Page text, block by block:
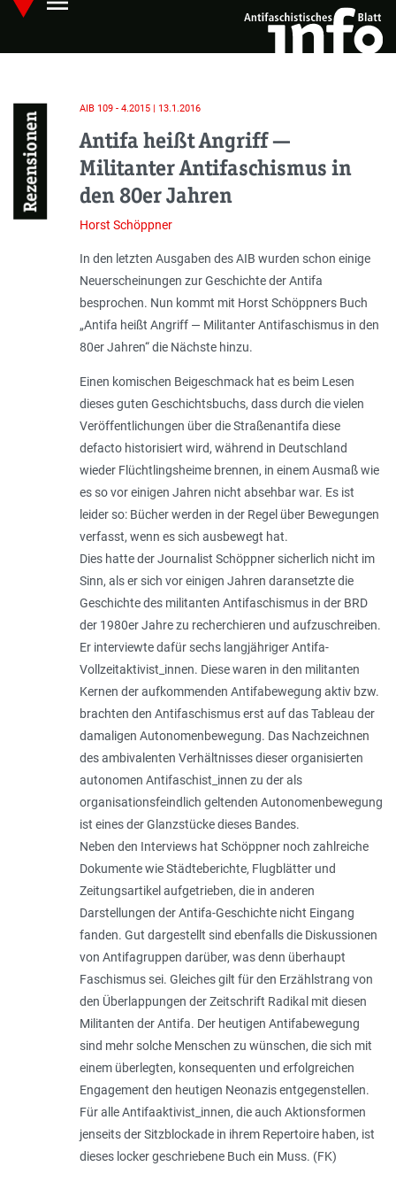
Skip
main
Hauptmenü öffnen
Rezensionen
AIB 109 - 4.2015 | 13.1.2016
Antifa heißt Angriff —
Militanter Antifaschismus in
den 80er Jahren
Horst Schöppner
In den letzten Ausgaben des AIB wurden schon einige
Neuerscheinungen zur Geschichte der Antifa
besprochen. Nun kommt mit Horst Schöppners Buch
„Antifa heißt Angriff — Militanter Antifaschismus in den
80er Jahren“ die Nächste hinzu.
Einen komischen Beigeschmack hat es beim Lesen
dieses guten Geschichtsbuchs, dass durch die vielen
Veröffentlichungen über die Straßenantifa diese
defacto historisiert wird, während in Deutschland
wieder Flüchtlingsheime brennen, in einem Ausmaß wie
es so vor einigen Jahren nicht absehbar war. Es ist
leider so: Bücher werden in der Regel über Bewegungen
verfasst, wenn es sich ausbewegt hat.
Dies hatte der Journalist Schöppner sicherlich nicht im
Sinn, als er sich vor einigen Jahren daransetzte die
Geschichte des militanten Antifaschismus in der BRD
der 1980er Jahre zu recherchieren und aufzuschreiben.
Er interviewte dafür sechs langjähriger Antifa-
Vollzeitaktivist_innen. Diese waren in den militanten
Kernen der aufkommenden Antifabewegung aktiv bzw.
brachten den Antifaschismus erst auf das Tableau der
damaligen Autonomenbewegung. Das Nachzeichnen
des ambivalenten Verhältnisses dieser organisierten
autonomen Antifaschist_innen zu der als
organisationsfeindlich geltenden Autonomenbewegung
ist eines der Glanzstücke dieses Bandes.
Neben den Interviews hat Schöppner noch zahlreiche
Dokumente wie Städteberichte, Flugblätter und
Zeitungsartikel aufgetrieben, die in anderen
Darstellungen der Antifa-Geschichte nicht Eingang
fanden. Gut dargestellt sind ebenfalls die Diskussionen
von Antifagruppen darüber, was denn überhaupt
Faschismus sei. Gleiches gilt für den Erzählstrang von
den Überlappungen der Zeitschrift Radikal mit diesen
Militanten der Antifa. Der heutigen Antifabewegung
sind mehr solche Menschen zu wünschen, die sich mit
einem überlegten, konsequenten und erfolgreichen
Engagement den heutigen Neonazis entgegenstellen.
Für alle Antifaaktivist_innen, die auch Aktionsformen
jenseits der Sitzblockade in ihrem Repertoire haben, ist
dieses locker geschriebene Buch ein Muss. (FK)